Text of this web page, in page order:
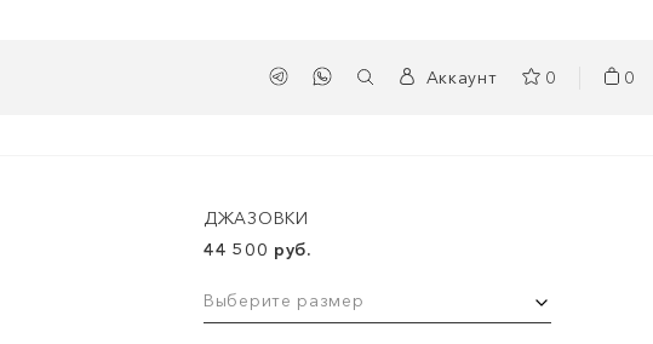
Аккаунт 0 0
ДЖАЗОВКИ
44 500 руб.
Выберите размер